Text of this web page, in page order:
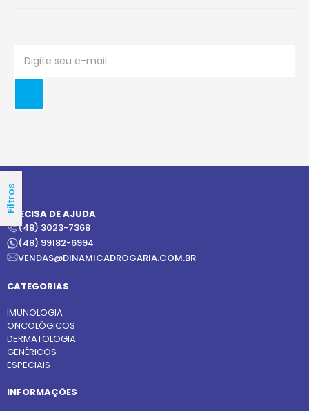
Filtros
PRECISA DE AJUDA
(48) 3023-7368
(48) 99182-6994
VENDAS@DINAMICADROGARIA.COM.BR
CATEGORIAS
IMUNOLOGIA
ONCOLÓGICOS
DERMATOLOGIA
GENÉRICOS
ESPECIAIS
INFORMAÇÕES